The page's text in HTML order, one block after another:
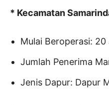
* Kecamatan
Mulai Beroperasi:
Jumlah Penerima
Jenis Dapur: Dapur